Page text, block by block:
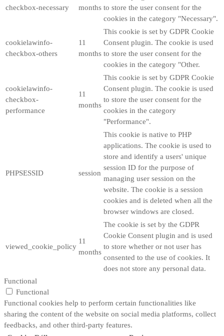
checkbox-necessary
months to store the user consent for the
cookies in the category "Necessary".
cookielawinfo-
checkbox-others
11
months
This cookie is set by GDPR Cookie
Consent plugin. The cookie is used
to store the user consent for the
cookies in the category "Other.
cookielawinfo-
checkbox-
performance
11
months
This cookie is set by GDPR Cookie
Consent plugin. The cookie is used
to store the user consent for the
cookies in the category
"Performance".
PHPSESSID session
This cookie is native to PHP
applications. The cookie is used to
store and identify a users' unique
session ID for the purpose of
managing user session on the
website. The cookie is a session
cookies and is deleted when all the
browser windows are closed.
viewed_cookie_policy
11
months
The cookie is set by the GDPR
Cookie Consent plugin and is used
to store whether or not user has
consented to the use of cookies. It
does not store any personal data.
Functional
Functional
Functional cookies help to perform certain functionalities like
sharing the content of the website on social media platforms, collect
feedbacks, and other third-party features.